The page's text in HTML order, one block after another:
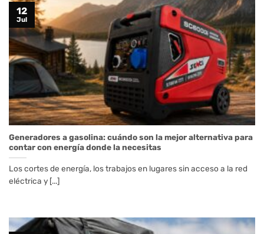
Generadores a gasolina: cuándo son la mejor alternativa para
contar con energía donde la necesitas
Los cortes de energía, los trabajos en lugares sin acceso a la red
eléctrica y [...]
12
Jul